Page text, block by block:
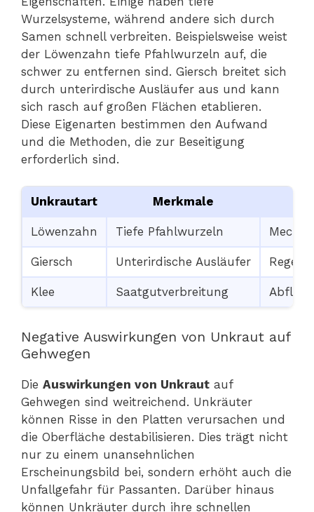
Wurzelsysteme, während andere sich durch
Samen schnell verbreiten. Beispielsweise weist
der Löwenzahn tiefe Pfahlwurzeln auf, die
schwer zu entfernen sind. Giersch breitet sich
durch unterirdische Ausläufer aus und kann
sich rasch auf großen Flächen etablieren.
Diese Eigenarten bestimmen den Aufwand
und die Methoden, die zur Beseitigung
erforderlich sind.
Unkrautart Merkmale
Löwenzahn Tiefe Pfahlwurzeln
Giersch Unterirdische Ausläufer
Klee Saatgutverbreitung
Negative Auswirkungen von Unkraut auf
Gehwegen
Die Auswirkungen von Unkraut auf
Gehwegen sind weitreichend. Unkräuter
können Risse in den Platten verursachen und
die Oberfläche destabilisieren. Dies trägt nicht
nur zu einem unansehnlichen
Erscheinungsbild bei, sondern erhöht auch die
Unfallgefahr für Passanten. Darüber hinaus
können Unkräuter durch ihre schnellen